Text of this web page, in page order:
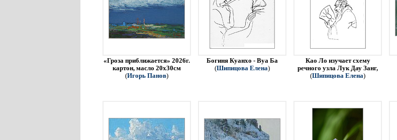
«Гроза приближается» 2026г.
картон, масло 20х30см
(Игорь Панов)
Богиня Куанхо - Вуа Ба
(Шипицова Елена)
Као Ло изучает схему
речного узла Лук Дау Занг,
(Шипицова Елена)